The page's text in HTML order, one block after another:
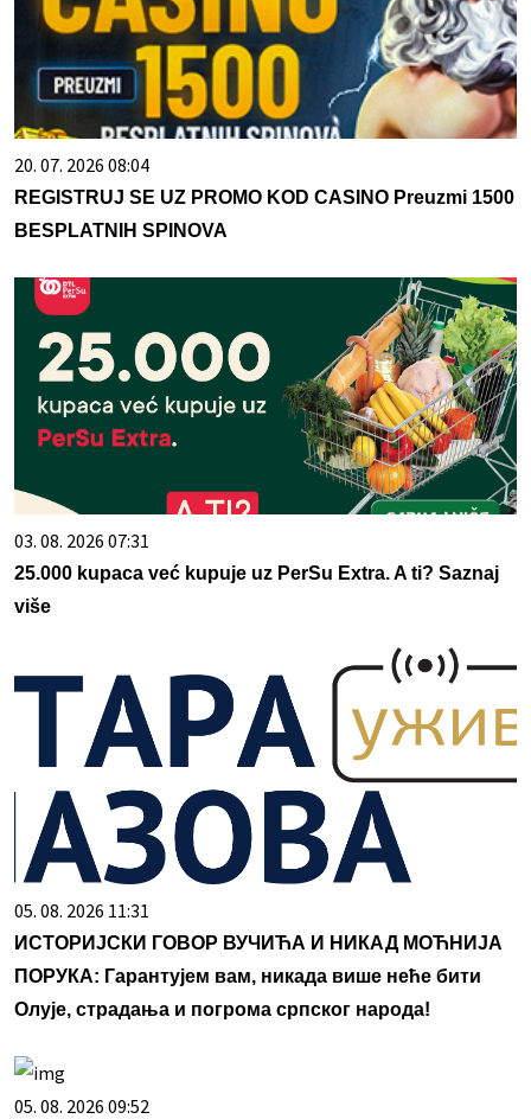
20. 07. 2026 08:04
REGISTRUJ SE UZ PROMO KOD CASINO Preuzmi 1500
BESPLATNIH SPINOVA
03. 08. 2026 07:31
25.000 kupaca već kupuje uz PerSu Extra. A ti? Saznaj
više
05. 08. 2026 11:31
ИСТОРИЈСКИ ГОВОР ВУЧИЋА И НИКАД МОЋНИЈА
ПОРУКА: Гарантујем вам, никада више неће бити
Олује, страдања и погрома српског народа!
05. 08. 2026 09:52